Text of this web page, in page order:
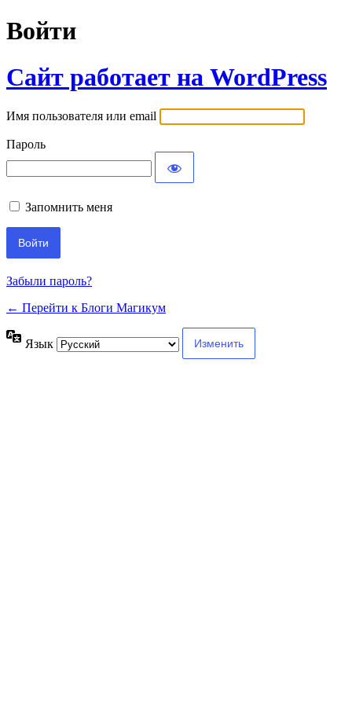
Войти
Сайт работает на WordPress
Имя пользователя или email
Пароль
Запомнить меня
Забыли пароль?
← Перейти к Блоги Магикум
Язык